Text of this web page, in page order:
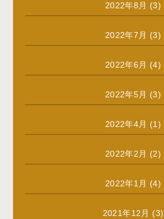
2022年8月 (3)
2022年7月 (3)
2022年6月 (4)
2022年5月 (3)
2022年4月 (1)
2022年2月 (2)
2022年1月 (4)
2021年12月 (3)